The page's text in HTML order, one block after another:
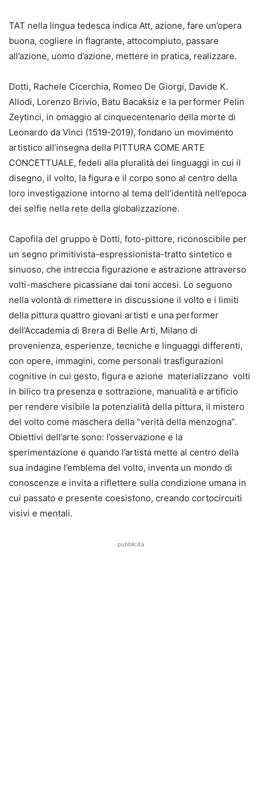
TAT nella lingua tedesca indica Att, azione, fare un’opera
buona, cogliere in flagrante, attocompiuto, passare
all’azione, uomo d’azione, mettere in pratica, realizzare.
Dotti, Rachele Cicerchia, Romeo De Giorgi, Davide K.
Allodi, Lorenzo Brivio, Batu Bacaksiz e la performer Pelin
Zeytinci, in omaggio al cinquecentenario della morte di
Leonardo da Vinci (1519-2019), fondano un movimento
artistico all’insegna della PITTURA COME ARTE
CONCETTUALE, fedeli alla pluralità dei linguaggi in cui il
disegno, il volto, la figura e il corpo sono al centro della
loro investigazione intorno al tema dell’identità nell’epoca
dei selfie nella rete della globalizzazione.
Capofila del gruppo è Dotti, foto-pittore, riconoscibile per
un segno primitivista-espressionista-tratto sintetico e
sinuoso, che intreccia figurazione e astrazione attraverso
volti-maschere picassiane dai toni accesi. Lo seguono
nella volontà di rimettere in discussione il volto e i limiti
della pittura quattro giovani artisti e una performer
dell’Accademia di Brera di Belle Arti, Milano di
provenienza, esperienze, tecniche e linguaggi differenti,
con opere, immagini, come personali trasfigurazioni
cognitive in cui gesto, figura e azione materializzano volti
in bilico tra presenza e sottrazione, manualità e artificio
per rendere visibile la potenzialità della pittura, il mistero
del volto come maschera della “verità della menzogna”.
Obiettivi dell’arte sono: l’osservazione e la
sperimentazione e quando l’artista mette al centro della
sua indagine l’emblema del volto, inventa un mondo di
conoscenze e invita a riflettere sulla condizione umana in
cui passato e presente coesistono, creando cortocircuiti
visivi e mentali.
pubblicità